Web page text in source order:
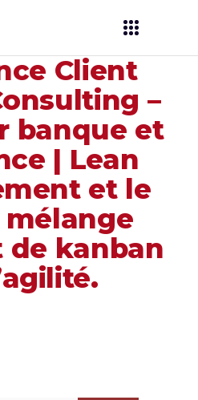
Client
–
banque et
| Lean
et le
de kanban